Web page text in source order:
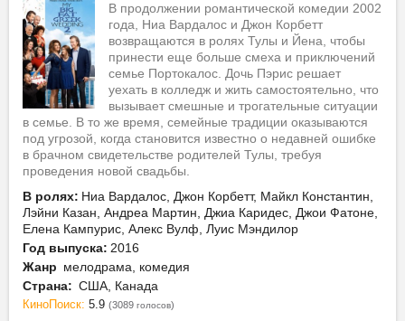
В продолжении романтической комедии 2002
года, Ниа Вардалос и Джон Корбетт
возвращаются в ролях Тулы и Йена, чтобы
принести еще больше смеха и приключений
семье Портокалос. Дочь Пэрис решает
уехать в колледж и жить самостоятельно, что
вызывает смешные и трогательные ситуации
в семье. В то же время, семейные традиции оказываются
под угрозой, когда становится известно о недавней ошибке
в брачном свидетельстве родителей Тулы, требуя
проведения новой свадьбы.
В ролях: Ниа Вардалос, Джон Корбетт, Майкл Константин,
Лэйни Казан, Андреа Мартин, Джиа Каридес, Джои Фатоне,
Елена Кампурис, Алекс Вулф, Луис Мэндилор
Год выпуска: 2016
Жанр мелодрама, комедия
Страна: США, Канада
КиноПоиск: 5.9 (3089 голосов)